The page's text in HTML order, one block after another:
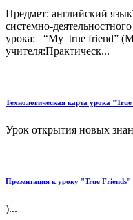
Предмет: английский
системно-
урока: “Му true friend”
учителя:Практическ...
Технологическая карта урока
Урок открытия новых
Презентация к уроку "True Friends"
)...